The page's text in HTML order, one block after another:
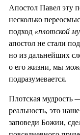
Апостол Павел эту
несколько
подход «плотской
апостол не стали
но из дальнейших
о его жизни, мы
подразумевается.
Плотская мудрость
реальность, это
заповеди Божии,